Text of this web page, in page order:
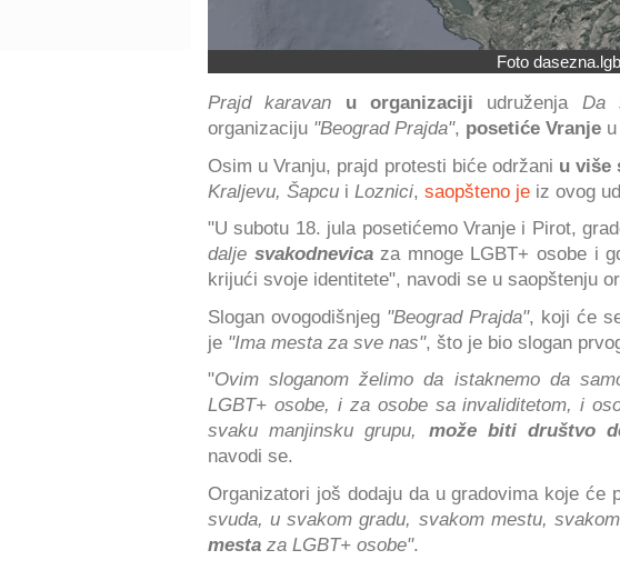
Foto
Prajd karavan u organizaciji udruženja Da
organizaciju "Beograd Prajda", posetiće Vranje u
Osim u Vranju, prajd protesti biće održani u više
Kraljevu, Šapcu i Loznici, saopšteno je iz ovog
"U subotu 18. jula posetićemo Vranje i Pirot,
dalje svakodnevica za mnoge LGBT+ osobe i
krijući svoje identitete", navodi se u saopštenju
Slogan ovogodišnjeg "Beograd Prajda", koji će
je "Ima mesta za sve nas", što je bio slogan
"Ovim sloganom želimo da istaknemo da
LGBT+ osobe, i za osobe sa invaliditetom, i
svaku manjinsku grupu, može biti društvo
navodi se.
Organizatori još dodaju da u gradovima koje će
svuda, u svakom gradu, svakom mestu,
mesta za LGBT+ osobe".